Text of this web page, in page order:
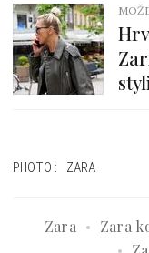
PHOTO: ZARA
Zara Zara